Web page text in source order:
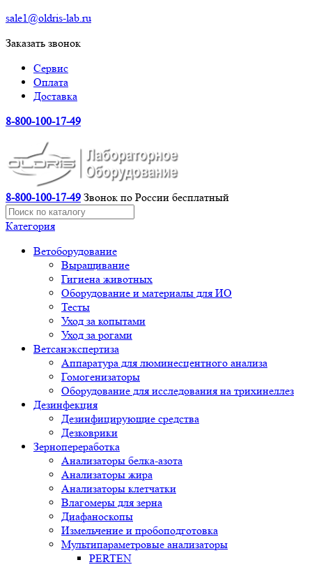
sale1@oldris-lab.ru
Заказать звонок
Сервис
Оплата
Доставка
8-800-100-17-49
8-800-100-17-49 Звонок по России бесплатный
Категория
Ветоборудование
Выращивание
Гигиена животных
Оборудование и материалы для ИО
Тесты
Уход за копытами
Уход за рогами
Ветсанэкспертиза
Аппаратура для люминесцентного анализа
Гомогенизаторы
Оборудование для исследования на трихинеллез
Дезинфекция
Дезинфицирующие средства
Дезковрики
Зернопереработка
Анализаторы белка-азота
Анализаторы жира
Анализаторы клетчатки
Влагомеры для зерна
Диафаноскопы
Измельчение и пробоподготовка
Мультипараметровые анализаторы
PERTEN